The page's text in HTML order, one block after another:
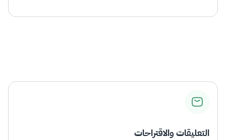
التعليقات والاقتراحات